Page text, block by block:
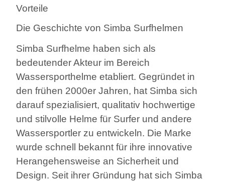
Vorteile
Die Geschichte von Simba Surfhelmen
Simba Surfhelme haben sich als
bedeutender Akteur im Bereich
Wassersporthelme etabliert. Gegründet in
den frühen 2000er Jahren, hat Simba sich
darauf spezialisiert, qualitativ hochwertige
und stilvolle Helme für Surfer und andere
Wassersportler zu entwickeln. Die Marke
wurde schnell bekannt für ihre innovative
Herangehensweise an Sicherheit und
Design. Seit ihrer Gründung hat sich Simba